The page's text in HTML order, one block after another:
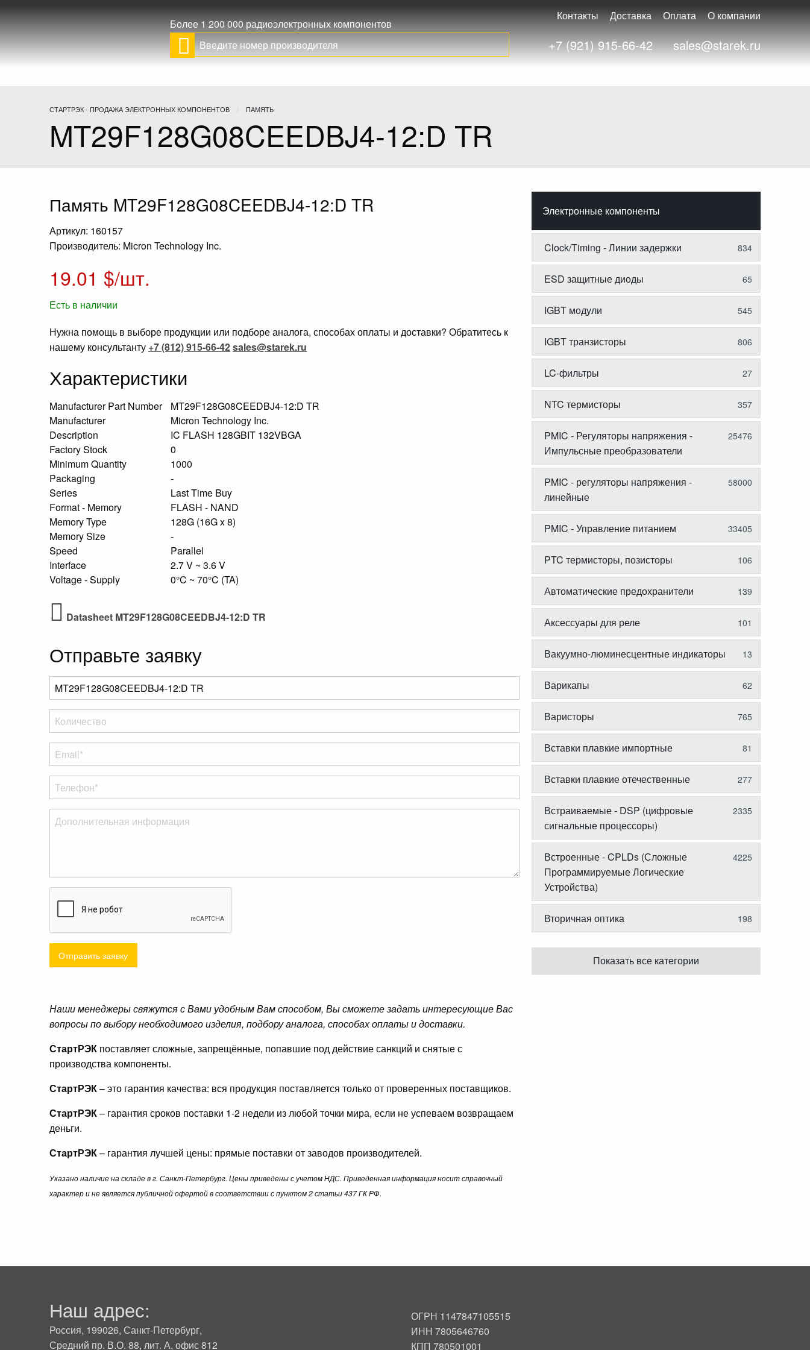
Более 1 200 000 радиоэлектронных компонентов
Контакты Доставка Оплата О компании
+7 (921) 915-66-42 sales@starek.ru
СТАРТРЭК - ПРОДАЖА ЭЛЕКТРОННЫХ КОМПОНЕНТОВ ПАМЯТЬ
MT29F128G08CEEDBJ4-12:D TR
Память MT29F128G08CEEDBJ4-12:D TR
Артикул: 160157
Производитель: Micron Technology Inc.
19.01 $/шт.
Есть в наличии
Нужна помощь в выборе продукции или подборе аналога, способах оплаты и доставки? Обратитесь к
нашему консультанту +7 (812) 915-66-42sales@starek.ru
Характеристики
Manufacturer Part Number
MT29F128G08CEEDBJ4-12:D TR
Manufacturer
Micron Technology Inc.
Description
IC FLASH 128GBIT 132VBGA
Factory Stock
0
Minimum Quantity
1000
Packaging
-
Series
Last Time Buy
Format - Memory
FLASH - NAND
Memory Type
128G (16G x 8)
Memory Size
-
Speed
Parallel
Interface
2.7 V ~ 3.6 V
Voltage - Supply
0°C ~ 70°C (TA)
Datasheet MT29F128G08CEEDBJ4-12:D TR
Отправьте заявку
Отправить заявку
Наши менеджеры свяжутся с Вами удобным Вам способом, Вы сможете задать интересующие Вас
вопросы по выбору необходимого изделия, подбору аналога, способах оплаты и доставки.
СтартРЭК поставляет сложные, запрещённые, попавшие под действие санкций и снятые с
производства компоненты.
СтартРЭК– это гарантия качества: вся продукция поставляется только от проверенных поставщиков.
СтартРЭК– гарантия сроков поставки 1-2 недели из любой точки мира, если не успеваем возвращаем
деньги.
СтартРЭК– гарантия лучшей цены: прямые поставки от заводов производителей.
Указано наличие на складе в г. Санкт-Петербург. Цены приведены с учетом НДС. Приведенная информация носит справочный
характер и не является публичной офертой в соответствии с пунктом 2 статьи 437 ГК РФ.
Электронные компоненты
Clock/Timing - Линии задержки 834
ESD защитные диоды 65
IGBT модули 545
IGBT транзисторы 806
LC-фильтры 27
NTC термисторы 357
PMIC - Регуляторы напряжения -
Импульсные преобразователи
25476
PMIC - регуляторы напряжения -
линейные
58000
PMIC - Управление питанием 33405
PTC термисторы, позисторы 106
Автоматические предохранители 139
Аксессуары для реле 101
Вакуумно-люминесцентные индикаторы 13
Варикапы 62
Варисторы 765
Вставки плавкие импортные 81
Вставки плавкие отечественные 277
Встраиваемые - DSP (цифровые
сигнальные процессоры)
2335
Встроенные - CPLDs (Сложные
Программируемые Логические
Устройства)
4225
Вторичная оптика 198
Показать все категории
Наш адрес:
Россия, 199026, Санкт-Петербург,
Средний пр. В.О. 88, лит. А, офис 812
ОГРН 1147847105515
ИНН 7805646760
КПП 780501001